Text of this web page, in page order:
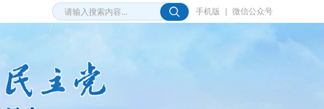
手机版 微信公众号